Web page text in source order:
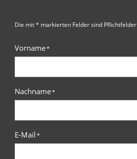
Die mit * markierten Felder sind Pflichtfelder
Vorname*
Nachname*
E-Mail*